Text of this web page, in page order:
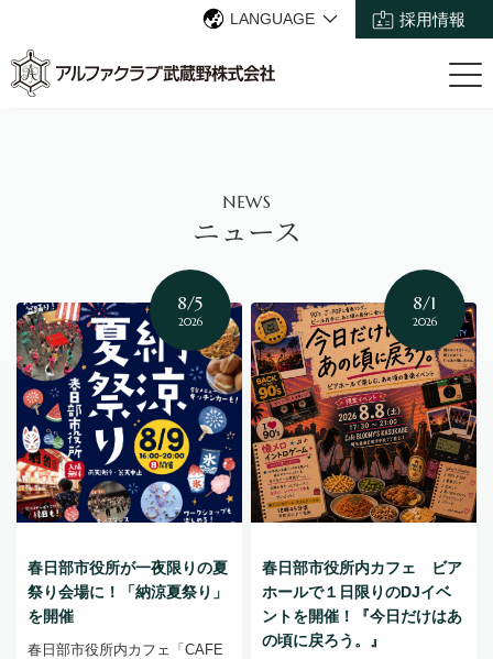
LANGUAGE 採用情報
NEWS
ニュース
8/5
2026
春日部市役所が一夜限りの夏
祭り会場に！「納涼夏祭り」
を開催
春日部市役所内カフェ「CAFE
8/1
2026
春日部市役所内カフェ ビア
ホールで１日限りのDJイベ
ントを開催！『今日だけはあ
の頃に戻ろう。』